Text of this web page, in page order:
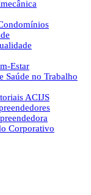
Estar
Saúde no Trabalho
ACIJS
Corporativo